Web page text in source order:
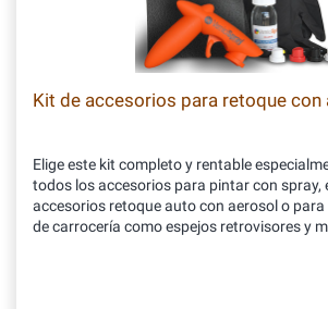
Kit de accesorios para retoque con
Elige este kit completo y rentable
todos los accesorios para pintar con spray,
accesorios retoque auto con aerosol o
de carrocería como espejos retrovisores y